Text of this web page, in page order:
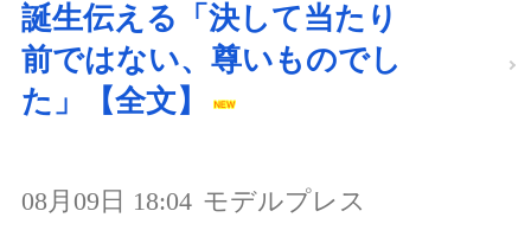
誕生伝える「決して当たり
前ではない、尊いものでし
た」【全文】
08月09日 18:04 モデルプレス